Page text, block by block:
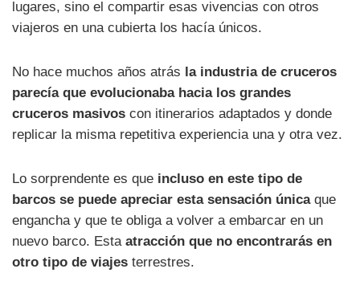
lugares, sino el compartir esas vivencias con otros
viajeros en una cubierta los hacía únicos.
No hace muchos años atrás la industria de cruceros
parecía que evolucionaba hacia los grandes
cruceros masivos con itinerarios adaptados y donde
replicar la misma repetitiva experiencia una y otra vez.
Lo sorprendente es que incluso en este tipo de
barcos se puede apreciar esta sensación únicaque
engancha y que te obliga a volver a embarcar en un
nuevo barco. Esta atracción que no encontrarás en
otro tipo de viajes terrestres.